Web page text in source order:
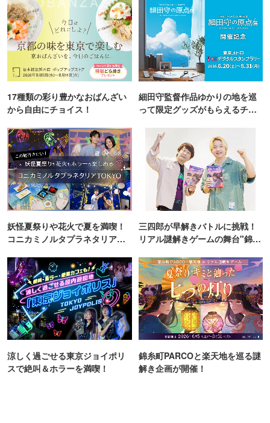
17種類の彩り豊かなおばんざい
から自由にチョイス！
細田守監督作品ゆかりの地を巡
って限定グッズがもらえるチャ
妖怪夏祭りや花火で夏を満喫！
コニカミノルタプラネタリア
三四郎が早解きバトルに挑戦！
リアル謎解きゲームの舞台"錦糸
涼しく過ごせる東京ジョイポリ
スで絶叫＆ホラーを満喫！
錦糸町PARCOと楽天地を巡る謎
解き企画が開催！